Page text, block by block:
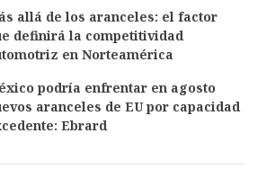
allá de los aranceles: el factor
definirá la competitividad
en Norteamérica
podría enfrentar en agosto
aranceles de EU por capacidad
Ebrard